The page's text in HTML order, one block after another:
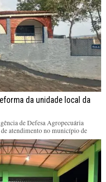
da unidade local da
de Defesa Agropecuária
atendimento no município de